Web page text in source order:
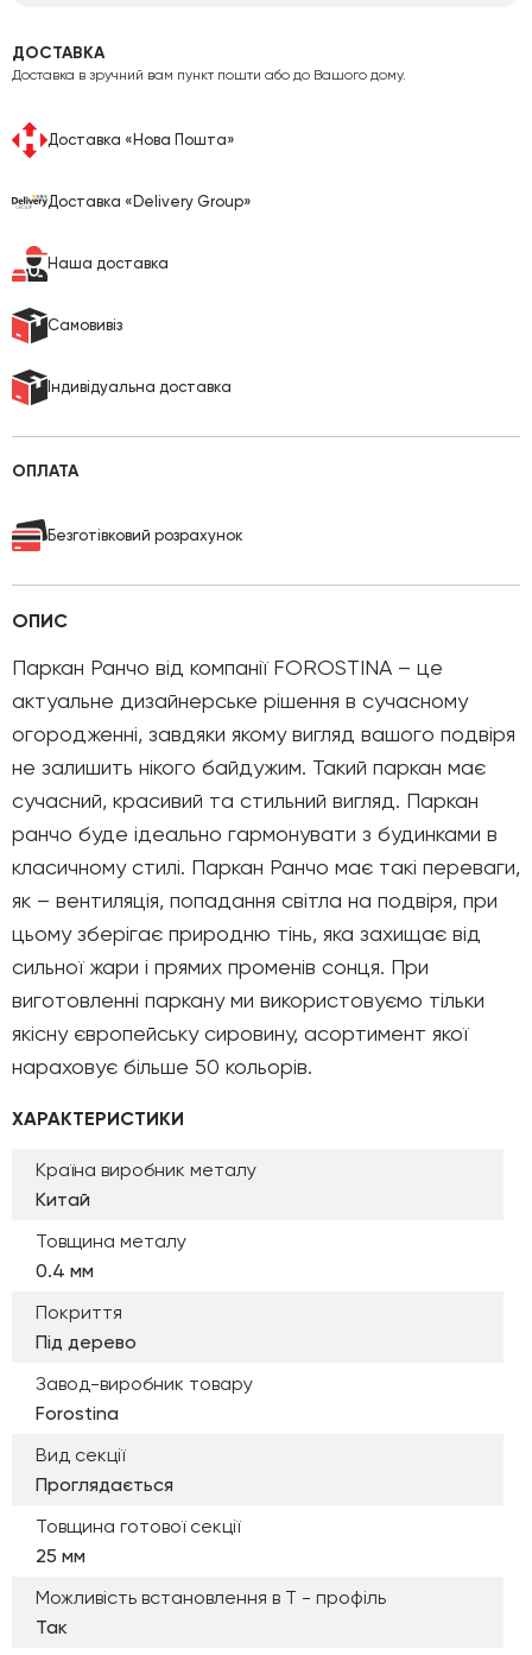
ДОСТАВКА
Доставка в зручний вам пункт пошти або до Вашого дому.
Доставка «Нова Пошта»
Доставка «Delivery Group»
Наша доставка
Cамовивіз
Індивідуальна доставка
ОПЛАТА
Безготівковий розрахунок
ХАРАКТЕРИСТИКИ
Країна виробник металу
Китай
Товщина металу
0.4 мм
Покриття
Під дерево
Завод-виробник товару
Forostina
Вид секції
Проглядається
Товщина готової секції
25 мм
Можливість встановлення в Т - профіль
Так
ОПИС
Паркан Ранчо від компанії FOROSTINA – це
актуальне дизайнерське рішення в сучасному
огородженні, завдяки якому вигляд вашого подвіря
не залишить нікого байдужим. Такий паркан має
сучасний, красивий та стильний вигляд. Паркан
ранчо буде ідеально гармонувати з будинками в
класичному стилі. Паркан Ранчо має такі переваги,
як – вентиляція, попадання світла на подвіря, при
цьому зберігає природню тінь, яка захищає від
сильної жари і прямих променів сонця. При
виготовленні паркану ми використовуємо тільки
якісну європейську сировину, асортимент якої
нараховує більше 50 кольорів.